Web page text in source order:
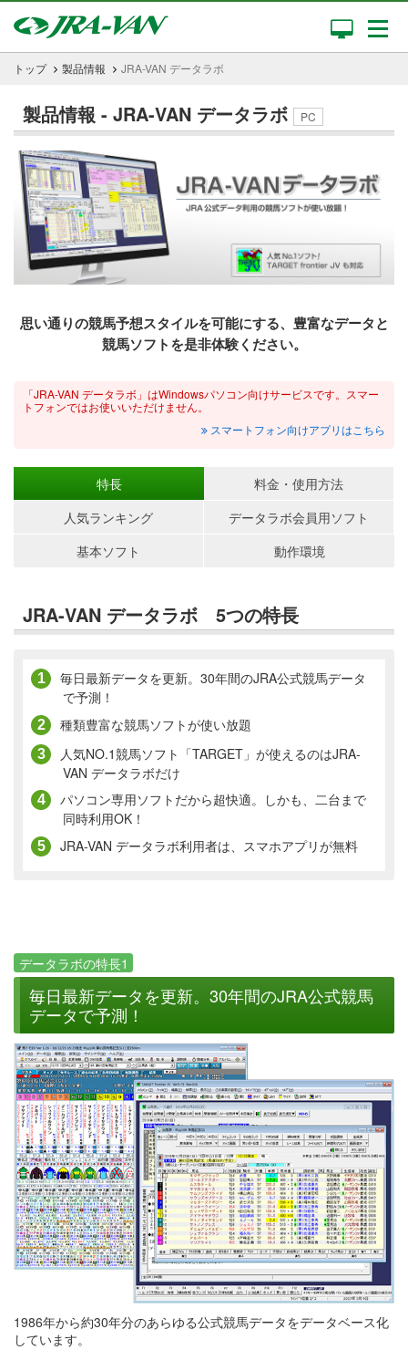
トップ 製品情報 JRA-VAN データラボ
製品情報 - JRA-VAN データラボ PC
思い通りの競馬予想スタイルを可能にする、豊富なデータと
競馬ソフトを是非体験ください。
「JRA-VAN データラボ」はWindowsパソコン向けサービスです。スマー
トフォンではお使いいただけません。
スマートフォン向けアプリはこちら
特長
料金・使用方法
人気ランキング
データラボ会員用ソフト
基本ソフト
動作環境
JRA-VAN データラボ 5つの特長
毎日最新データを更新。30年間のJRA公式競馬データ
で予測！
種類豊富な競馬ソフトが使い放題
人気NO.1競馬ソフト「TARGET」が使えるのはJRA-
VAN データラボだけ
パソコン専用ソフトだから超快適。しかも、二台まで
同時利用OK！
JRA-VAN データラボ利用者は、スマホアプリが無料
データラボの特長1
毎日最新データを更新。30年間のJRA公式競馬
データで予測！
1986年から約30年分のあらゆる公式競馬データをデータベース化
しています。